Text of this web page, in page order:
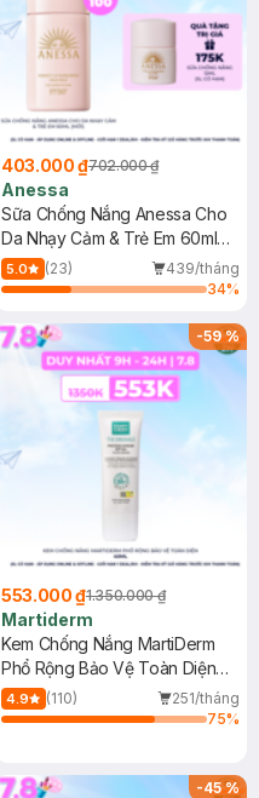
403.000 ₫702.000 ₫
Anessa
Sữa Chống Nắng Anessa Cho
Da Nhạy Cảm & Trẻ Em 60ml
(Mới)
5.0 (23)
439/tháng
34%
-59%
553.000 ₫1.350.000 ₫
Martiderm
Kem Chống Nắng MartiDerm
Phổ Rộng Bảo Vệ Toàn Diện
40ml
4.9 (110)
251/tháng
75%
-45%